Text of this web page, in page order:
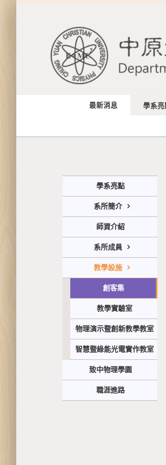
最新消息 學系亮
學系亮點
系所簡介
師資介紹
系所成員
教學設施
創客集
教學實驗室
物理演示暨創新教學教室
智慧暨綠能光電實作教室
致中物理學園
職涯進路